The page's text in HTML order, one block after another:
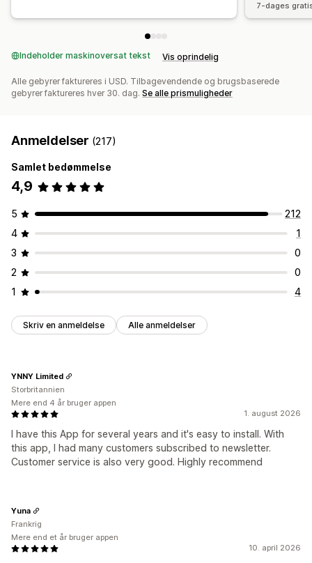
7-dages
Indeholder maskinoversat tekst Vis oprindelig
Alle gebyrer faktureres i USD. Tilbagevendende og brugsbaserede
gebyrer faktureres hver 30. dag. Se alle prismuligheder
Anmeldelser (217)
Samlet bedømmelse
4,9
5
212
4
1
3
0
2
0
1
4
Skriv en anmeldelse Alle anmeldelser
1. august 2026
I have this App for several years and it's easy to install. With
this app, I had many customers subscribed to newsletter.
Customer service is also very good. Highly recommend
YNNY Limited
Storbritannien
Mere end 4 år bruger appen
10. april 2026
Yuna
Frankrig
Mere end et år bruger appen